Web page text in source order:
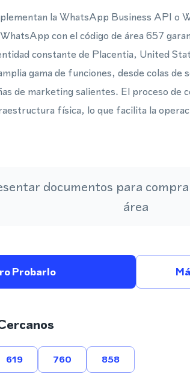
la WhatsApp Business API o
con el código de área 657
constante de Placentia, United
gama de funciones, desde colas
de marketing salientes. El proceso
física, lo que facilita la
documentos para
área
Probarlo
619 760 858